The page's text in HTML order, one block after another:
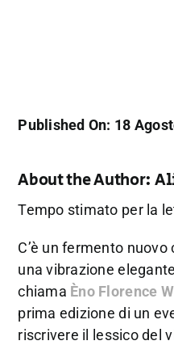
Published On: 18
About the Author:
Tempo stimato per la
C’è un fermento
una vibrazione
chiama Èno Florence
prima edizione di un
riscrivere il lessico del